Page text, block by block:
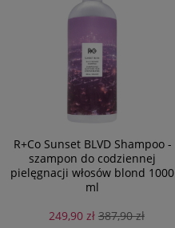
R+Co Sunset BLVD Shampoo -
szampon do codziennej
pielęgnacji włosów blond 1000
ml
249,90 zł 387,90 zł